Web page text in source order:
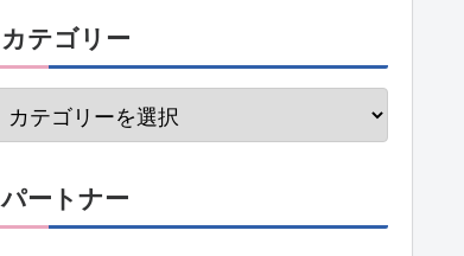
カテゴリー
パートナー